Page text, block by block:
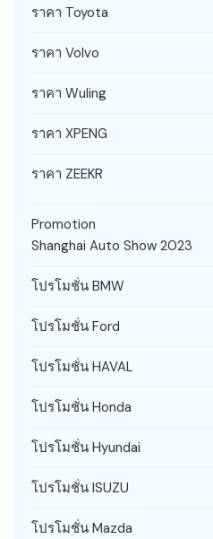
ราคา Toyota
ราคา Volvo
ราคา Wuling
ราคา XPENG
ราคา ZEEKR
Promotion
Shanghai Auto Show 2023
โปรโมชั่น BMW
โปรโมชั่น Ford
โปรโมชั่น HAVAL
โปรโมชั่น Honda
โปรโมชั่น Hyundai
โปรโมชั่น ISUZU
โปรโมชั่น Mazda